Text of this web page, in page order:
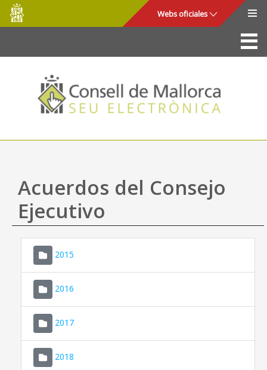
Saltar al contenido principal
Consell
de
Mallorca
Webs oficiales
La Sede
Consejo de Mallorca
Acceso y seguridad
Utilidades
Mapa web
Ayuda
Acuerdos del Consejo
Ejecutivo
2015
2016
2017
2018